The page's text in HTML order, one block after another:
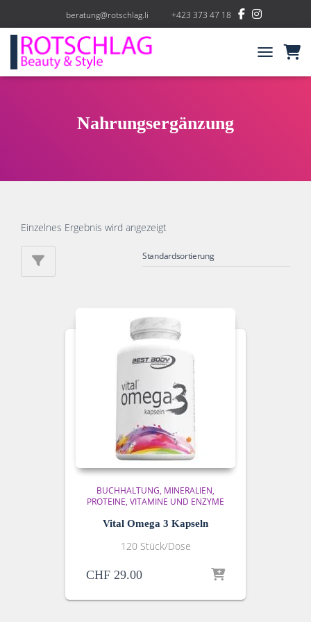
beratung@rotschlag.li +423 373 47 18
Nahrungsergänzung
Einzelnes Ergebnis wird angezeigt
BUCHHALTUNG MINERALIEN,
PROTEINE, VITAMINE UND ENZYME
Vital Omega 3 Kapseln
120 Stück/Dose
CHF 29.00